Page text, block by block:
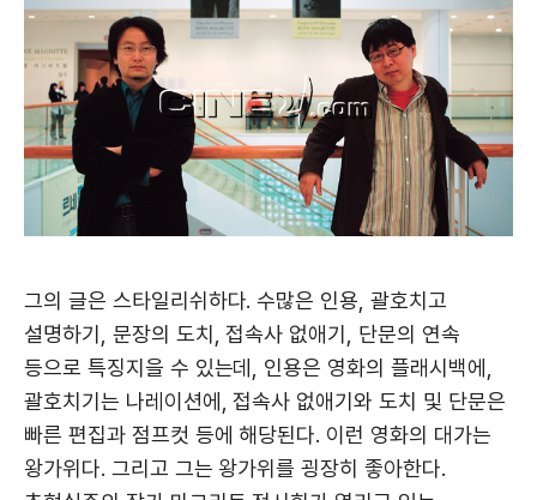
그의 글은 스타일리쉬하다. 수많은 인용, 괄호치고
설명하기, 문장의 도치, 접속사 없애기, 단문의 연속
등으로 특징지을 수 있는데, 인용은 영화의 플래시백에,
괄호치기는 나레이션에, 접속사 없애기와 도치 및 단문은
빠른 편집과 점프컷 등에 해당된다. 이런 영화의 대가는
왕가위다. 그리고 그는 왕가위를 굉장히 좋아한다.